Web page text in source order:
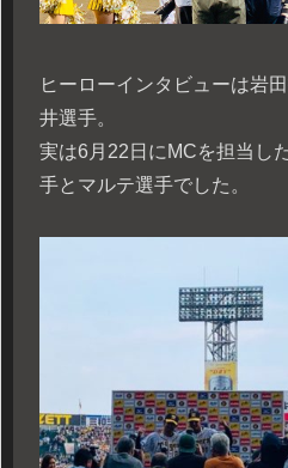
ヒーローインタビューは岩
井選手。
実は6月22日にMCを担当し
手とマルテ選手でした。